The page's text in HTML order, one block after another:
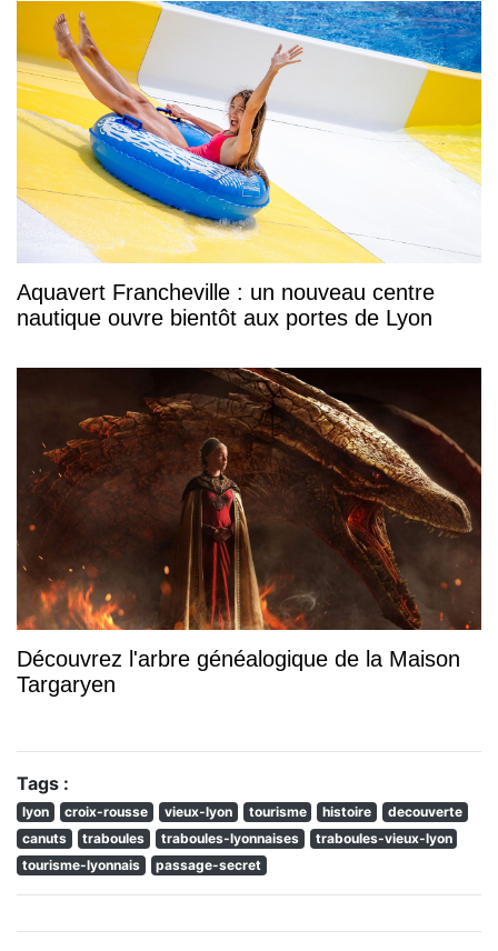
Aquavert Francheville : un nouveau centre
nautique ouvre bientôt aux portes de Lyon
Découvrez l'arbre généalogique de la Maison
Targaryen
Tags :
lyon croix-rousse vieux-lyon tourisme histoire
decouverte
canuts
traboules traboules-lyonnaises
traboules-vieux-lyon
tourisme-lyonnais
passage-secret